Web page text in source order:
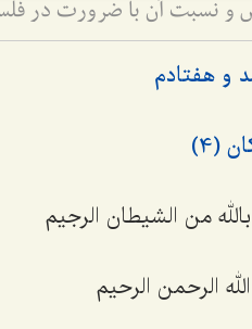
و نسبت آن با ضرورت در
و هفتادم
(4)
من الشیطان الرجیم
الرحمن الرحیم